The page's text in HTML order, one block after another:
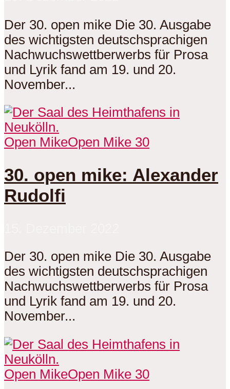
Der 30. open mike Die 30. Ausgabe
des wichtigsten deutschsprachigen
Nachwuchswettberwerbs für Prosa
und Lyrik fand am 19. und 20.
November...
Open MikeOpen Mike 30
30. open mike: Alexander
Rudolfi
Der 30. open mike Die 30. Ausgabe
des wichtigsten deutschsprachigen
Nachwuchswettberwerbs für Prosa
und Lyrik fand am 19. und 20.
November...
Open MikeOpen Mike 30